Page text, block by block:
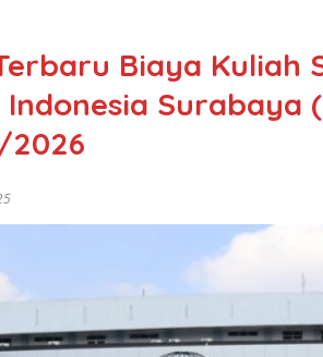
Biaya Kuliah
Indonesia Surabaya
2026